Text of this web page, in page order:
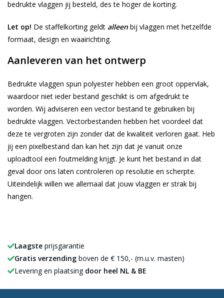
bedrukte vlaggen jij besteld, des te hoger de korting.
Let op! De staffelkorting geldt alleen bij vlaggen met hetzelfde
formaat, design en waairichting.
Aanleveren van het ontwerp
Bedrukte vlaggen spun polyester hebben een groot oppervlak,
waardoor niet ieder bestand geschikt is om afgedrukt te
worden. Wij adviseren een vector bestand te gebruiken bij
bedrukte vlaggen. Vectorbestanden hebben het voordeel dat
deze te vergroten zijn zonder dat de kwaliteit verloren gaat. Heb
jij een pixelbestand dan kan het zijn dat je vanuit onze
uploadtool een foutmelding krijgt. Je kunt het bestand in dat
geval door ons laten controleren op resolutie en scherpte.
Uiteindelijk willen we allemaal dat jouw vlaggen er strak bij
hangen.
Laagste prijsgarantie
Gratis verzending boven de € 150,- (m.u.v. masten)
Levering en plaatsing door heel NL & BE